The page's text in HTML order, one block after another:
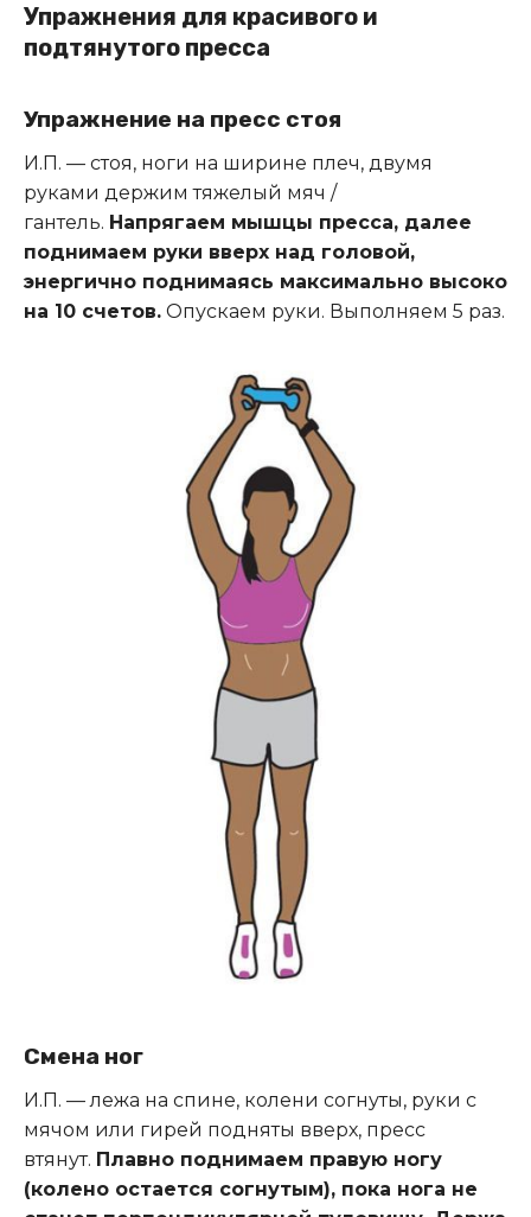
Упражнения для красивого и
подтянутого пресса
Упражнение на пресс стоя
И.П. — стоя, ноги на ширине плеч, двумя
руками держим тяжелый мяч /
гантель. Напрягаем мышцы пресса, далее
поднимаем руки вверх над головой,
энергично поднимаясь максимально высоко
на 10 счетов. Опускаем руки. Выполняем 5 раз.
Смена ног
И.П. — лежа на спине, колени согнуты, руки с
мячом или гирей подняты вверх, пресс
втянут. Плавно поднимаем правую ногу
(колено остается согнутым), пока нога не